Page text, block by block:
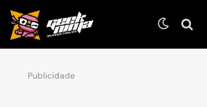
Publicidade